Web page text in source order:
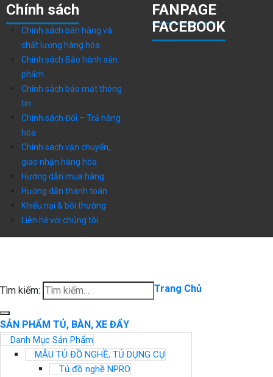
Chính sách
Chính sách bán hàng và
chất lượng hàng hóa
Chính sách Bảo hành sản
phẩm
Chính sách bảo mật thông
tin
Chính sách Đổi – Trả hàng
hóa
Chính sách vận chuyển,
giao nhận hàng hóa
Hướng dẫn mua hàng
Hướng dẫn thanh toán
Khiếu nại & bồi thường
Liên hệ với chúng tôi
FANPAGE
FACEBOOK
Tìm kiếm:
Trang Chủ
SẢN PHẨM TỦ, BÀN, XE ĐẨY
Danh Mục Sản Phẩm
MẪU TỦ ĐỒ NGHỀ, TỦ DỤNG CỤ
Tủ đồ nghề NPRO